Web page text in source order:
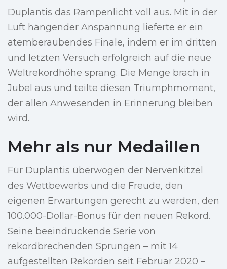
Duplantis das Rampenlicht voll aus. Mit in der
Luft hängender Anspannung lieferte er ein
atemberaubendes Finale, indem er im dritten
und letzten Versuch erfolgreich auf die neue
Weltrekordhöhe sprang. Die Menge brach in
Jubel aus und teilte diesen Triumphmoment,
der allen Anwesenden in Erinnerung bleiben
wird.
Mehr als nur Medaillen
Für Duplantis überwogen der Nervenkitzel
des Wettbewerbs und die Freude, den
eigenen Erwartungen gerecht zu werden, den
100.000-Dollar-Bonus für den neuen Rekord.
Seine beeindruckende Serie von
rekordbrechenden Sprüngen – mit 14
aufgestellten Rekorden seit Februar 2020 –